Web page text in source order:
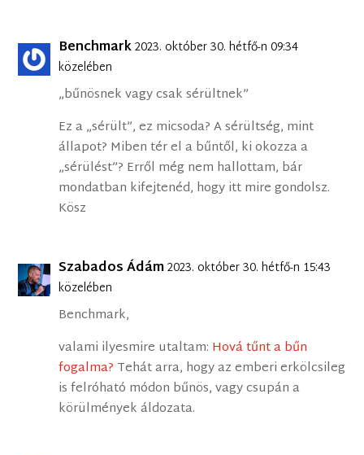
Benchmark2023. október 30. hétfő-n 09:34
közelében
„bűnösnek vagy csak sérültnek”
Ez a „sérült”, ez micsoda? A sérültség, mint
állapot? Miben tér el a bűntől, ki okozza a
„sérülést”? Erről még nem hallottam, bár
mondatban kifejtenéd, hogy itt mire gondolsz.
Kösz
Szabados Ádám2023. október 30. hétfő-n 15:43
közelében
Benchmark,
valami ilyesmire utaltam: Hová tűnt a bűn
fogalma? Tehát arra, hogy az emberi erkölcsileg
is felróható módon bűnös, vagy csupán a
körülmények áldozata.